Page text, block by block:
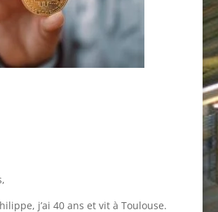
j’ai 40 ans et vit à Toulouse.